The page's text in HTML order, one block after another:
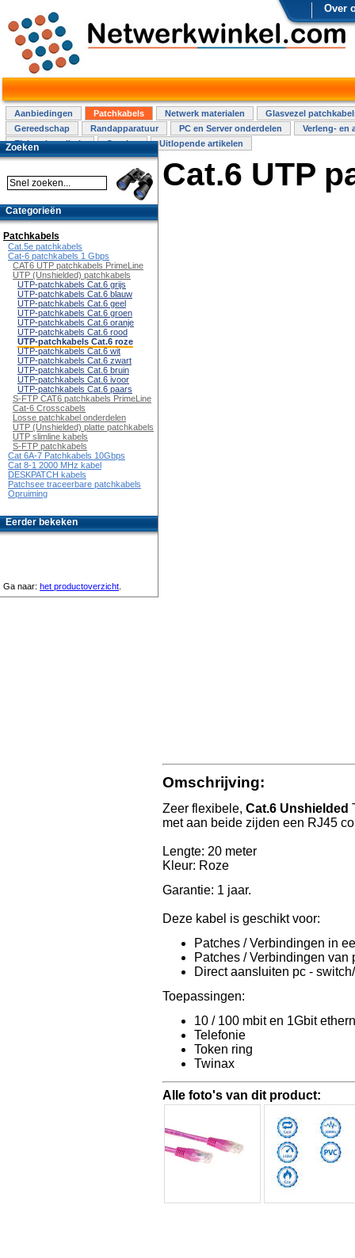
Over
Aanbiedingen Patchkabels Netwerk materialen
Glasvezel
Gereedschap
Randapparatuur PC en Server onderdelen
Verleng- en
Elektra installatie
Overige Uitlopende artikelen
Cat.6 UTP
Omschrijving:
Zeer flexibele, Cat.6 Unshielded
met aan beide zijden een RJ45
Lengte: 20 meter
Kleur: Roze
Garantie: 1 jaar.
Deze kabel is geschikt voor:
Patches / Verbindingen in
Patches / Verbindingen van
Direct aansluiten pc -
Toepassingen:
10 / 100 mbit en 1Gbit
Telefonie
Token ring
Twinax
Alle foto's van dit product:
Zoeken
Categorieën
Patchkabels
Cat.5e patchkabels
Cat-6 patchkabels 1 Gbps
CAT6 UTP patchkabels PrimeLine
UTP (Unshielded) patchkabels
UTP-patchkabels Cat.6 grijs
UTP-patchkabels Cat.6 blauw
UTP-patchkabels Cat.6 geel
UTP-patchkabels Cat.6 groen
UTP-patchkabels Cat.6 oranje
UTP-patchkabels Cat.6 rood
UTP-patchkabels Cat.6 roze
UTP-patchkabels Cat.6 wit
UTP-patchkabels Cat.6 zwart
UTP-patchkabels Cat.6 bruin
UTP-patchkabels Cat.6 ivoor
UTP-patchkabels Cat.6 paars
S-FTP CAT6 patchkabels PrimeLine
Cat-6 Crosscabels
Losse patchkabel onderdelen
UTP (Unshielded) platte patchkabels
UTP slimline kabels
S-FTP patchkabels
Cat 6A-7 Patchkabels 10Gbps
Cat 8-1 2000 MHz kabel
DESKPATCH kabels
Patchsee traceerbare patchkabels
Opruiming
Eerder bekeken
Ga naar: het productoverzicht